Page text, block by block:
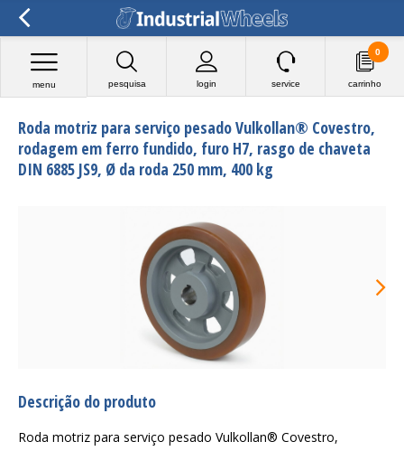
pesquisa login
menu service carrinho
0
Roda motriz para serviço pesado Vulkollan® Covestro,
rodagem em ferro fundido, furo H7, rasgo de chaveta
DIN 6885 JS9, Ø da roda 250 mm, 400 kg
Descrição do produto
Roda motriz para serviço pesado Vulkollan® Covestro,